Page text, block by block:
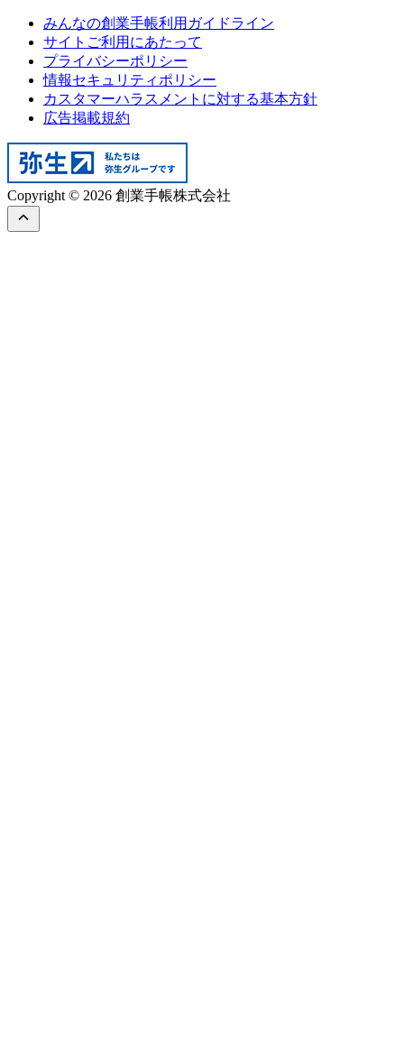
みんなの創業手帳利用ガイドライン
サイトご利用にあたって
プライバシーポリシー
情報セキュリティポリシー
カスタマーハラスメントに対する基本方針
広告掲載規約
Copyright © 2026 創業手帳株式会社